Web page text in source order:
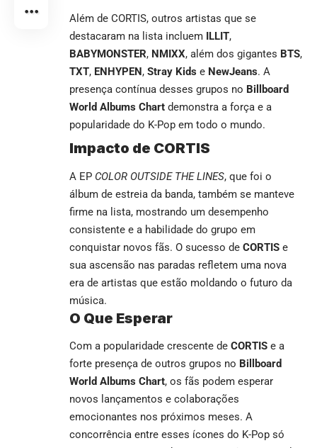
Além de CORTIS, outros artistas que se
destacaram na lista incluem
ILLIT,
BABYMONSTER, NMIXX, além dos gigantes BTS,
TXT, ENHYPEN , Stray Kids e NewJeans. A
presença contínua desses grupos no Billboard
World Albums Chart demonstra a força e a
popularidade do K-Pop em todo o mundo.
Impacto de CORTIS
A EP COLOR OUTSIDE THE LINES, que foi o
álbum de estreia da banda, também se manteve
firme na lista, mostrando um desempenho
consistente e a habilidade do grupo em
conquistar novos fãs. O sucesso de CORTIS e
sua ascensão nas paradas refletem uma nova
era de artistas que estão moldando o futuro da
música.
O Que Esperar
Com a popularidade crescente de CORTIS e a
forte presença de outros grupos no Billboard
World Albums Chart, os fãs podem esperar
novos lançamentos e colaborações
emocionantes nos próximos meses. A
concorrência entre esses ícones do K-Pop só